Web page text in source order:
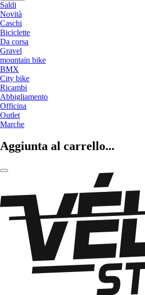
Saldi
Novità
Caschi
Biciclette
Da corsa
Gravel
mountain bike
BMX
City bike
Ricambi
Abbigliamento
Officina
Outlet
Marche
Aggiunta al carrello...